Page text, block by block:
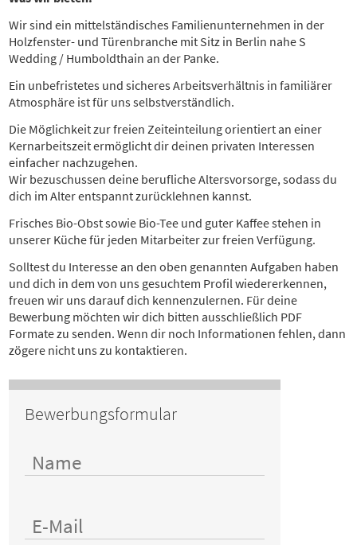
Wir sind ein mittelständisches Familienunternehmen in der
Holzfenster- und Türenbranche mit Sitz in Berlin nahe S
Wedding / Humboldthain an der Panke.
Ein unbefristetes und sicheres Arbeitsverhältnis in familiärer
Atmosphäre ist für uns selbstverständlich.
Die Möglichkeit zur freien Zeiteinteilung orientiert an einer
Kernarbeitszeit ermöglicht dir deinen privaten Interessen
einfacher nachzugehen.
Wir bezuschussen deine berufliche Altersvorsorge, sodass du
dich im Alter entspannt zurücklehnen kannst.
Frisches Bio-Obst sowie Bio-Tee und guter Kaffee stehen in
unserer Küche für jeden Mitarbeiter zur freien Verfügung.
Solltest du Interesse an den oben genannten Aufgaben haben
und dich in dem von uns gesuchtem Profil wiedererkennen,
freuen wir uns darauf dich kennenzulernen. Für deine
Bewerbung möchten wir dich bitten ausschließlich PDF
Formate zu senden. Wenn dir noch Informationen fehlen, dann
zögere nicht uns zu kontaktieren.
Bewerbungsformular